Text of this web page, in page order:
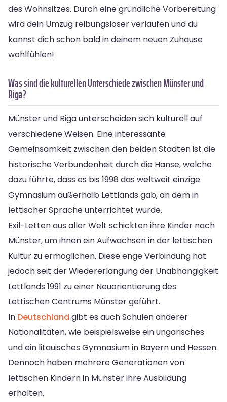
des Wohnsitzes. Durch eine gründliche Vorbereitung
wird dein Umzug reibungsloser verlaufen und du
kannst dich schon bald in deinem neuen Zuhause
wohlfühlen!
Was sind die kulturellen Unterschiede zwischen Münster und
Riga?
Münster und Riga unterscheiden sich kulturell auf
verschiedene Weisen. Eine interessante
Gemeinsamkeit zwischen den beiden Städten ist die
historische Verbundenheit durch die Hanse, welche
dazu führte, dass es bis 1998 das weltweit einzige
Gymnasium außerhalb Lettlands gab, an dem in
lettischer Sprache unterrichtet wurde.
Exil-Letten aus aller Welt schickten ihre Kinder nach
Münster, um ihnen ein Aufwachsen in der lettischen
Kultur zu ermöglichen. Diese enge Verbindung hat
jedoch seit der Wiedererlangung der Unabhängigkeit
Lettlands 1991 zu einer Neuorientierung des
Lettischen Centrums Münster geführt.
In Deutschland gibt es auch Schulen anderer
Nationalitäten, wie beispielsweise ein ungarisches
und ein litauisches Gymnasium in Bayern und Hessen.
Dennoch haben mehrere Generationen von
lettischen Kindern in Münster ihre Ausbildung
erhalten.